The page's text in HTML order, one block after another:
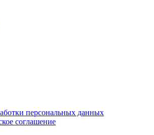
персональных данных
соглашение